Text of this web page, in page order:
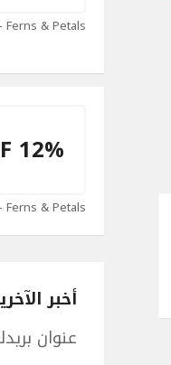
12% OFF
أخبر
عنوان